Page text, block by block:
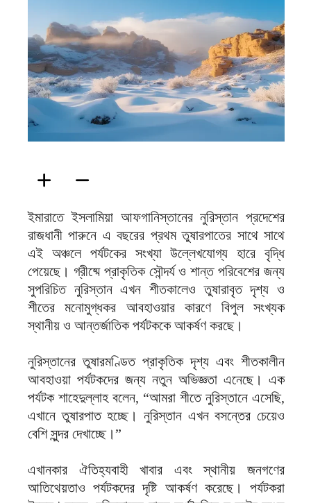
ইমারাতে ইসলামিয়া আফগানিস্তানের নুরিস্তান প্রদেশের
রাজধানী পারুনে এ বছরের প্রথম তুষারপাতের সাথে সাথে
এই অঞ্চলে পর্যটকের সংখ্যা উল্লেখযোগ্য হারে বৃদ্ধি
পেয়েছে। গ্রীষ্মে প্রাকৃতিক সৌন্দর্য ও শান্ত পরিবেশের জন্য
সুপরিচিত নুরিস্তান এখন শীতকালেও তুষারাবৃত দৃশ্য ও
শীতের মনোমুগ্ধকর আবহাওয়ার কারণে বিপুল সংখ্যক
স্থানীয় ও আন্তর্জাতিক পর্যটককে আকর্ষণ করছে।
নুরিস্তানের তুষারমণ্ডিত প্রাকৃতিক দৃশ্য এবং শীতকালীন
আবহাওয়া পর্যটকদের জন্য নতুন অভিজ্ঞতা এনেছে। এক
পর্যটক শাহেদুল্লাহ বলেন, “আমরা শীতে নুরিস্তানে এসেছি,
এখানে তুষারপাত হচ্ছে। নুরিস্তান এখন বসন্তের চেয়েও
বেশি সুন্দর দেখাচ্ছে।”
এখানকার ঐতিহ্যবাহী খাবার এবং স্থানীয় জনগণের
আতিথেয়তাও পর্যটকদের দৃষ্টি আকর্ষণ করেছে। পর্যটকরা